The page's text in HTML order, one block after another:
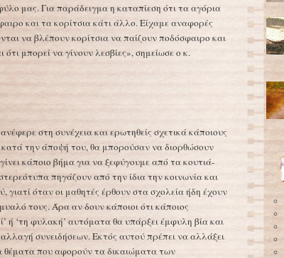
μας. Για παράδειγμα η καταπίεση ότι τα αγόρια
και τα κορίτσια κάτι άλλο. Είχαμε αναφορές
να βλέπουν κορίτσια να παίζουν ποδόσφαιρο και
ότι μπορεί να γίνουν λεσβίες», σημείωσε ο κ.
στη συνέχεια και ερωτηθείς σχετικά κάποιους
κατά την άποψή του, θα μπορούσαν να διορθώσουν
κάποιο βήμα για να ξεφύγουμε από τα κουτιά-
πηγάζουν από την ίδια την κοινωνία και
γιατί όταν οι μαθητές έρθουν στα σχολεία ήδη έχουν
τους. Άρα αν δουν κάποιοι ότι κάποιος
ή ‘τη φυλακή’ αυτόματα θα υπάρξει έμφυλη βία και
συνειδήσεων. Εκτός αυτού πρέπει να αλλάξει
θέματα που αφορούν τα δικαιώματα των